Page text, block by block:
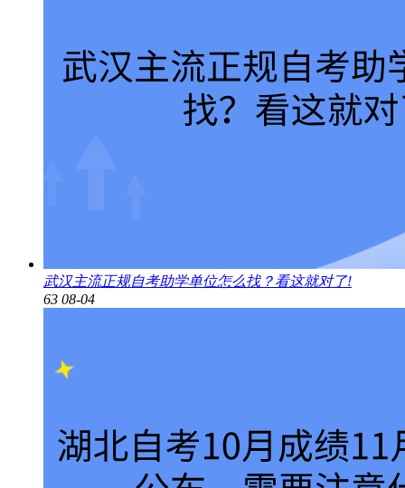
武汉主流正规自考助学单位怎么找？看这就对了!
63 08-04